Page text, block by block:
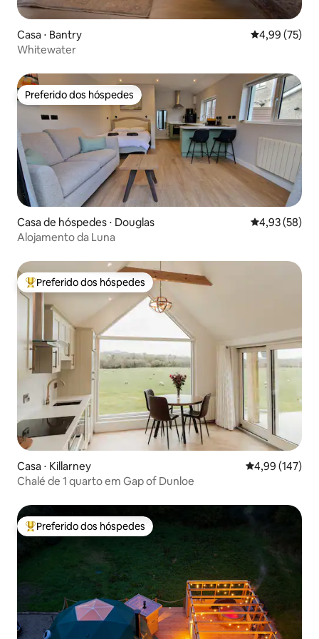
Casa ⋅ Bantry 4,99 de uma
4,99 (75)
Whitewater
Preferido dos hóspedes
Preferido dos hóspedes
Casa de hóspedes ⋅ Douglas 4,93 de uma
4,93 (58)
Alojamento da Luna
Entre os melhores preferidos dos hóspedes
Preferido dos hóspedes
Casa ⋅ Killarney 4,99 de uma
4,99 (147)
Chalé de 1 quarto em Gap of Dunloe
Entre os melhores preferidos dos hóspedes
Preferido dos hóspedes